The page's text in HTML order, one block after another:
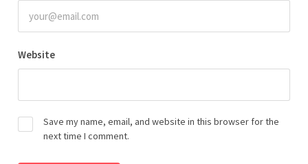
Website
Save my name, email, and website in this browser for the
next time I comment.